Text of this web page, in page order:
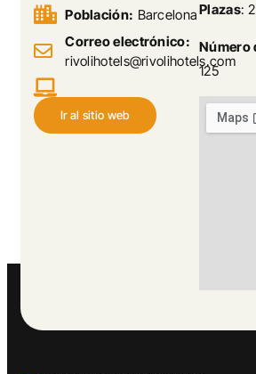
Plazas:
Número
125
Población: Barcelona
Correo electrónico:
rivolihotels@rivolihotels.com
Ir al sitio web